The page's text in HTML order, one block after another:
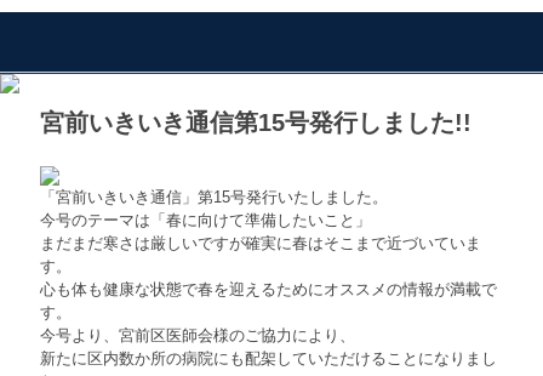
宮前いきいき通信第15号発行しました!!
「宮前いきいき通信」第15号発行いたしました。
今号のテーマは「春に向けて準備したいこと」
まだまだ寒さは厳しいですが確実に春はそこまで近づいていま
す。
心も体も健康な状態で春を迎えるためにオススメの情報が満載で
す。
今号より、宮前区医師会様のご協力により、
新たに区内数か所の病院にも配架していただけることになりまし